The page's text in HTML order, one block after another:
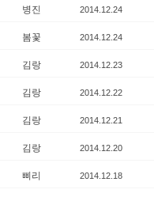
병진 2014.12.24
봄꽃 2014.12.24
김랑 2014.12.23
김랑 2014.12.22
김랑 2014.12.21
김랑 2014.12.20
삐리 2014.12.18